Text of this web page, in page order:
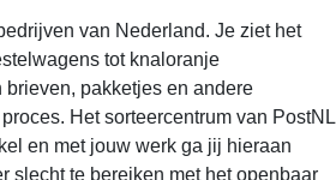
van Nederland. Je ziet het
tot knaloranje
pakketjes en andere
Het sorteercentrum van PostNL
en met jouw werk ga jij hieraan
slecht te bereiken met het openbaar